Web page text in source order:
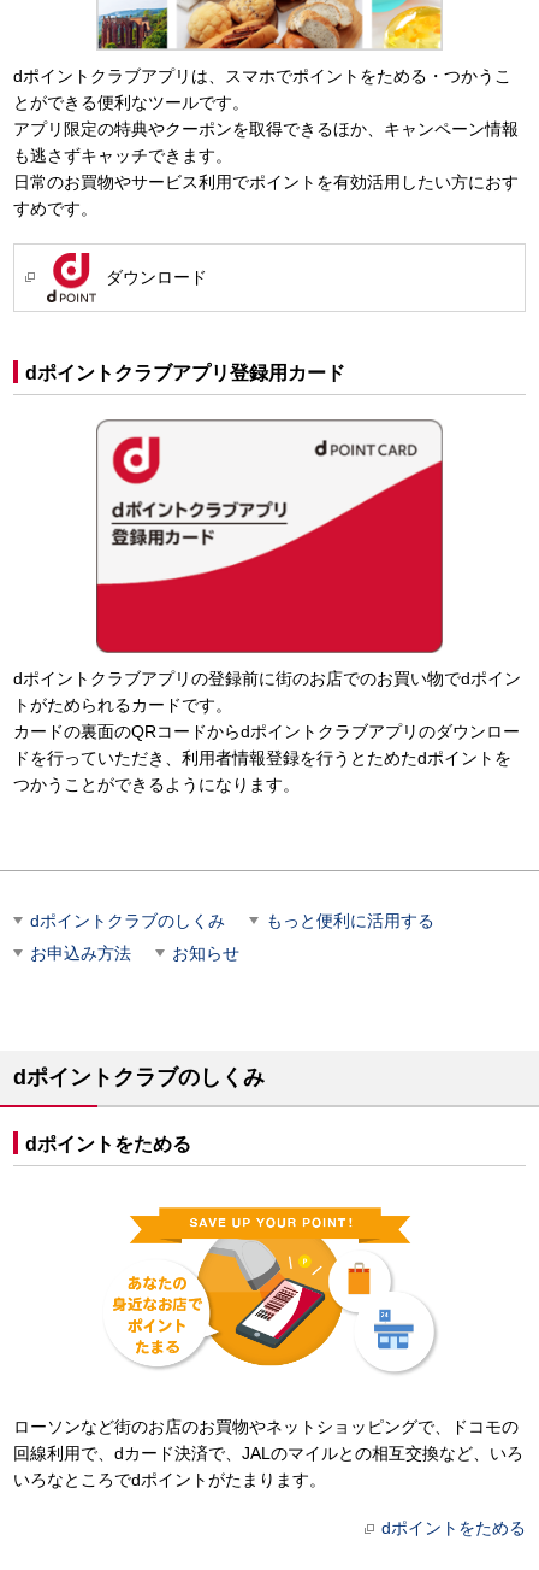
dポイントクラブアプリは、スマホでポイントをためる・つかうこ
とができる便利なツールです。
アプリ限定の特典やクーポンを取得できるほか、キャンペーン情報
も逃さずキャッチできます。
日常のお買物やサービス利用でポイントを有効活用したい方におす
すめです。
ダウンロード
dポイントクラブアプリ登録用カード
dポイントクラブアプリの登録前に街のお店でのお買い物でdポイン
トがためられるカードです。
カードの裏面のQRコードからdポイントクラブアプリのダウンロー
ドを行っていただき、利用者情報登録を行うとためたdポイントを
つかうことができるようになります。
dポイントクラブのしくみ
もっと便利に活用する
お申込み方法
お知らせ
dポイントクラブのしくみ
dポイントをためる
ローソンなど街のお店のお買物やネットショッピングで、ドコモの
回線利用で、dカード決済で、JALのマイルとの相互交換など、いろ
いろなところでdポイントがたまります。
dポイントをためる